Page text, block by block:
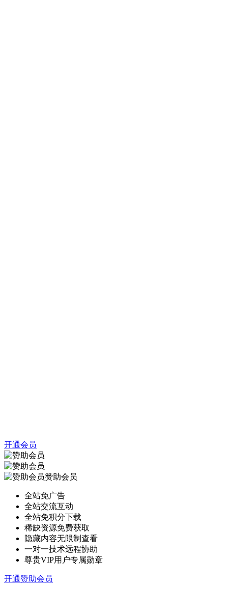
开通会员
赞助会员
全站免广告
全站交流互动
全站免积分下载
稀缺资源免费获取
隐藏内容无限制查看
一对一技术远程协助
尊贵VIP用户专属勋章
开通赞助会员